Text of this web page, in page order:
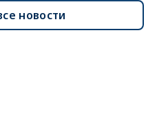
новости